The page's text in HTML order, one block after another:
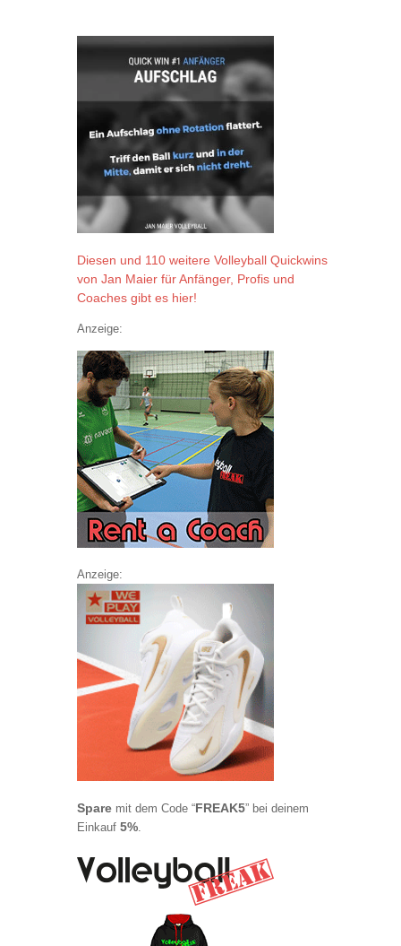
Diesen und 110 weitere Volleyball Quickwins
von Jan Maier für Anfänger, Profis und
Coaches gibt es hier!
Anzeige:
Anzeige:
Spare mit dem Code “FREAK5” bei deinem
Einkauf 5%